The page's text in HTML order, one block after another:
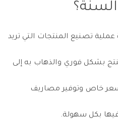
تصنيع المنتجات التي تريد
بشكل فوري والذهاب به إلى
خاص وتوفير مصاريف
بكل سهولة.